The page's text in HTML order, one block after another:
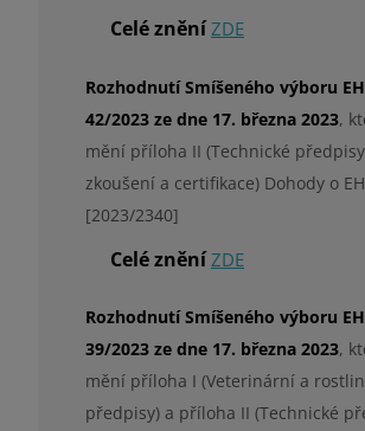
Celé zněníZDE
Rozhodnutí Smíšeného výboru
42/2023 ze dne 17. března 2023,
mění příloha II (Technické
zkoušení a certifikace) Dohody o
[2023/2340]
Celé zněníZDE
Rozhodnutí Smíšeného výboru
39/2023 ze dne 17. března 2023,
mění příloha I (Veterinární a
předpisy) a příloha II (Technické